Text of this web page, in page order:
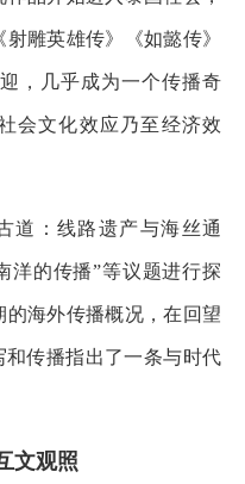
雕英雄传》《如懿传》
，几乎成为一个传播奇
会文化效应乃至经济效
：线路遗产与海丝通
洋的传播”等议题进行探
海外传播概况，在回望
和传播指出了一条与时代
观照